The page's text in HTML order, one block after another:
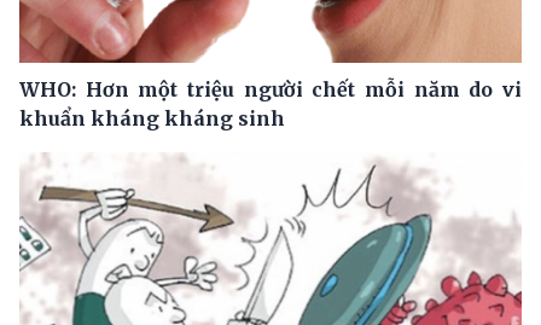
WHO: Hơn một triệu người chết mỗi năm do vi
khuẩn kháng kháng sinh